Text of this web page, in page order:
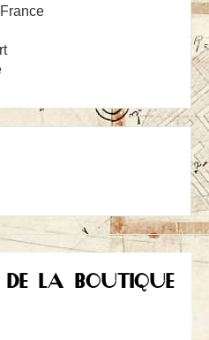
DE LA BOUTIQUE